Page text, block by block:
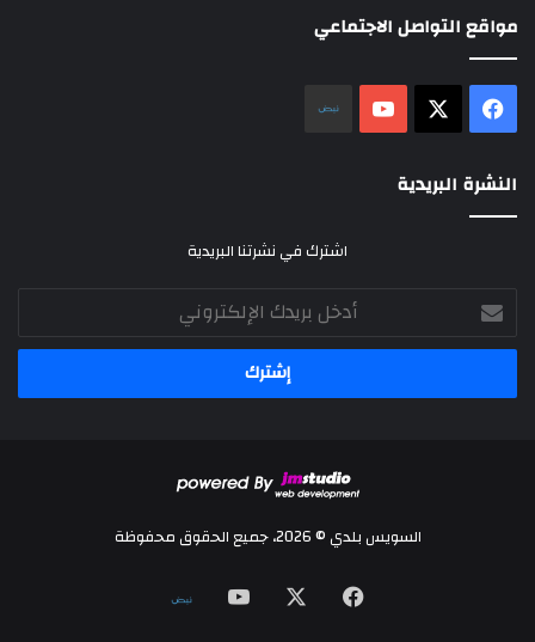
مواقع التواصل الاجتماعي
فيسبوك ‫YouTube
النشرة البريدية
اشترك في نشرتنا البريدية
أدخل
بريدك
الإلكتروني
السويس بلدي © 2026، جميع الحقوق محفوظة
فيسبوك ‫YouTube